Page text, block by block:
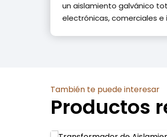
un aislamiento galvánico
electrónicas, comerciales
También te puede interesar
Productos